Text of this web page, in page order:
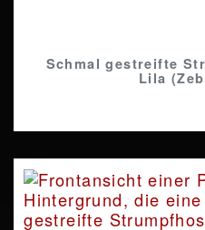
Schmal gestreifte
Lila